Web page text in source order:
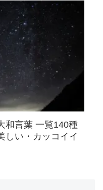
和言葉 一覧140種
しい・カッコイイ